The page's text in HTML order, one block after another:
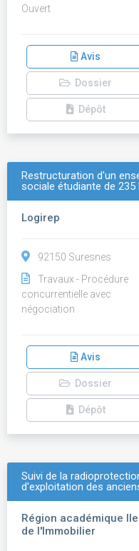
Ouvert
Avis
Dossier
Dépôt
Restructuration d'un
sociale étudiante de
Logirep
92150 Suresnes
Travaux - Procédure
concurrentielle avec
négociation
Avis
Dossier
Dépôt
Suivi de la
d'exploitation des
Région académique
de l'Immobilier